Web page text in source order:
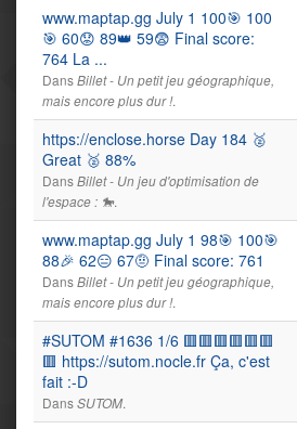
www.maptap.gg July 1 100🎯 100
🎯 60😟 89👑 59😨 Final score:
764 La ...
DansBillet - Un petit jeu géographique,
mais encore plus dur !.
https://enclose.horse Day 184 🥈
Great 🥈 88%
DansBillet - Un jeu d'optimisation de
l'espace : 🐎.
www.maptap.gg July 1 98🎯 100🎯
88🎉 62😑 67🤨 Final score: 761
DansBillet - Un petit jeu géographique,
mais encore plus dur !.
#SUTOM #1636 1/6 🟥🟥🟥🟥🟥🟥
🟥 https://sutom.nocle.fr Ça, c'est
fait :-D
DansSUTOM.